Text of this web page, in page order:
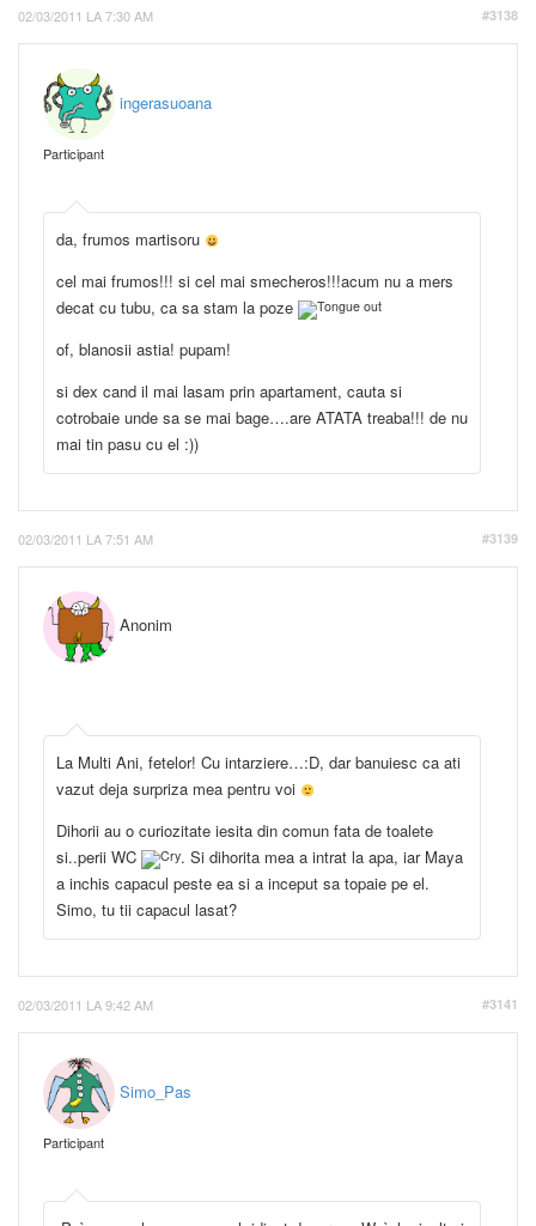
02/03/2011 LA 7:30 AM #3138
ingerasuoana
Participant
da, frumos martisoru
cel mai frumos!!! si cel mai smecheros!!!acum nu a mers
decat cu tubu, ca sa stam la poze
of, blanosii astia! pupam!
si dex cand il mai lasam prin apartament, cauta si
cotrobaie unde sa se mai bage….are ATATA treaba!!! de nu
mai tin pasu cu el :))
02/03/2011 LA 7:51 AM #3139
Anonim
La Multi Ani, fetelor! Cu intarziere…:D, dar banuiesc ca ati
vazut deja surpriza mea pentru voi
Dihorii au o curiozitate iesita din comun fata de toalete
si..perii WC
. Si dihorita mea a intrat la apa, iar Maya
a inchis capacul peste ea si a inceput sa topaie pe el.
Simo, tu tii capacul lasat?
02/03/2011 LA 9:42 AM #3141
Simo_Pas
Participant